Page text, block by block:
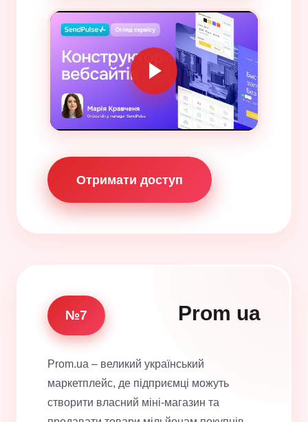
Отримати доступ
№7 Prom ua
Prom.ua – великий український
маркетплейс, де підприємці можуть
створити власний міні-магазин та